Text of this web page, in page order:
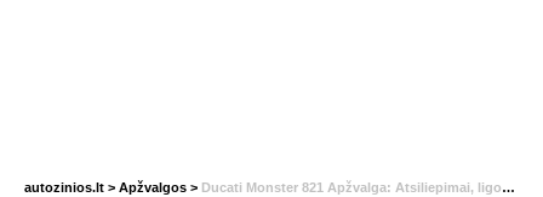
autozinios.lt > Apžvalgos > Ducati Monster 821 Apžvalga: Atsiliepimai, ligos, kuro sąnaudos ir greitis